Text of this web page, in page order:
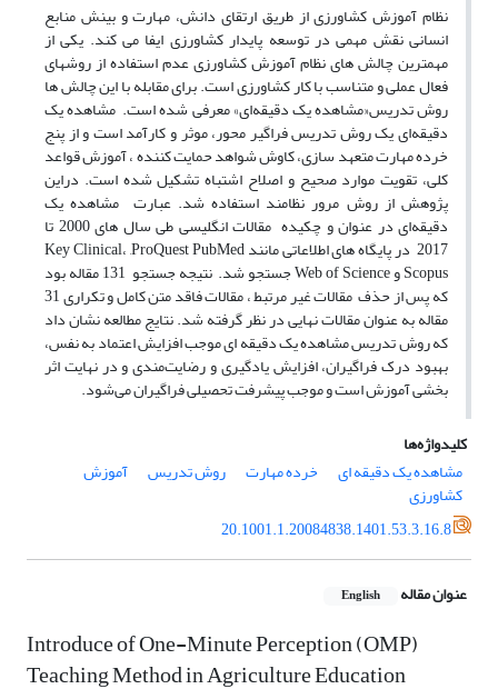
نظام آموزش کشاورزی از طریق ارتقای دانش، مهارت و بینش منابع
انسانی نقش مهمی در توسعه پایدار کشاورزی ایفا می کند. یکی از
مهمترین چالش های نظام آموزش کشاورزی عدم استفاده از روشهای
فعال عملی و متناسب با کار کشاورزی است. برای مقابله با این چالش ها
روش تدریس«مشاهده یک دقیقه‌ای» معرفی شده است. مشاهده یک
دقیقه‌ای یک روش تدریس فراگیر محور، موثر و کارآمد است و از پنج
خرده مهارت متعهد سازی، کاوش شواهد حمایت کننده ، آموزش قواعد
کلی، تقویت موارد صحیح و اصلاح اشتباه تشکیل شده است. دراین
پژوهش از روش مرور نظامند استفاده شد. عبارت مشاهده یک
دقیقه‌ای در عنوان و چکیده مقالات انگلیسی طی سال های 2000 تا
2017 در پایگاه های اطلاعاتی مانند Key Clinical، ,ProQuest PubMed
Scopus و Web of Science جستجو شد. نتیجه جستجو 131 مقاله بود
که پس از حذف مقالات غیر مرتبط ، مقالات فاقد متن کامل و تکراری 31
مقاله به عنوان مقالات نهایی در نظر گرفته شد. نتایج مطالعه نشان داد
که روش تدریس مشاهده یک دقیقه ای موجب افزایش اعتماد به نفس،
بهبود درک فراگیران، افزایش یادگیری و رضایت‌مندی و در نهایت اثر
بخشی آموزش است و موجب پیشرفت تحصیلی فراگیران می‌شود.
کلیدواژه‌ها
مشاهده یک دقیقه ای
خرده مهارت روش تدریس آموزش
کشاورزی
20.1001.1.20084838.1401.53.3.16.8
عنوان مقاله English
Introduce of One-Minute Perception (OMP)
Teaching Method in Agriculture Education